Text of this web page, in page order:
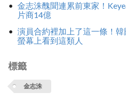
金志洙醜聞連累前東家！
片商14億
演員合約裡加上了這一條！
螢幕上看到這類人
標籤
金志洙